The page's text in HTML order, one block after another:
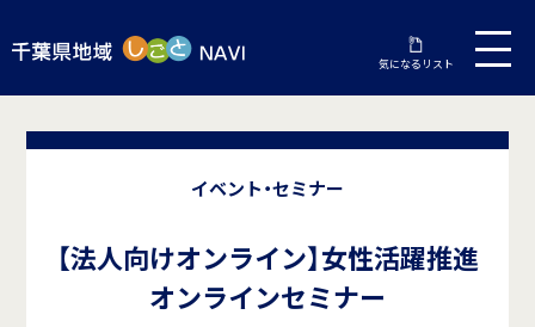
気になるリスト
イベント・セミナー
【法人向けオンライン】女性活躍推進
オンラインセミナー